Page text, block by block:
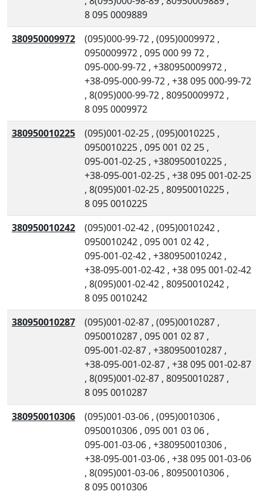
8 095 0009889
380950009972
(095)000-99-72 , (095)0009972 ,
0950009972 , 095 000 99 72 ,
095-000-99-72 , +380950009972 ,
+38-095-000-99-72 , +38 095 000-99-72
, 8(095)000-99-72 , 80950009972 ,
8 095 0009972
380950010225
(095)001-02-25 , (095)0010225 ,
0950010225 , 095 001 02 25 ,
095-001-02-25 , +380950010225 ,
+38-095-001-02-25 , +38 095 001-02-25
, 8(095)001-02-25 , 80950010225 ,
8 095 0010225
380950010242
(095)001-02-42 , (095)0010242 ,
0950010242 , 095 001 02 42 ,
095-001-02-42 , +380950010242 ,
+38-095-001-02-42 , +38 095 001-02-42
, 8(095)001-02-42 , 80950010242 ,
8 095 0010242
380950010287
(095)001-02-87 , (095)0010287 ,
0950010287 , 095 001 02 87 ,
095-001-02-87 , +380950010287 ,
+38-095-001-02-87 , +38 095 001-02-87
, 8(095)001-02-87 , 80950010287 ,
8 095 0010287
380950010306
(095)001-03-06 , (095)0010306 ,
0950010306 , 095 001 03 06 ,
095-001-03-06 , +380950010306 ,
+38-095-001-03-06 , +38 095 001-03-06
, 8(095)001-03-06 , 80950010306 ,
8 095 0010306